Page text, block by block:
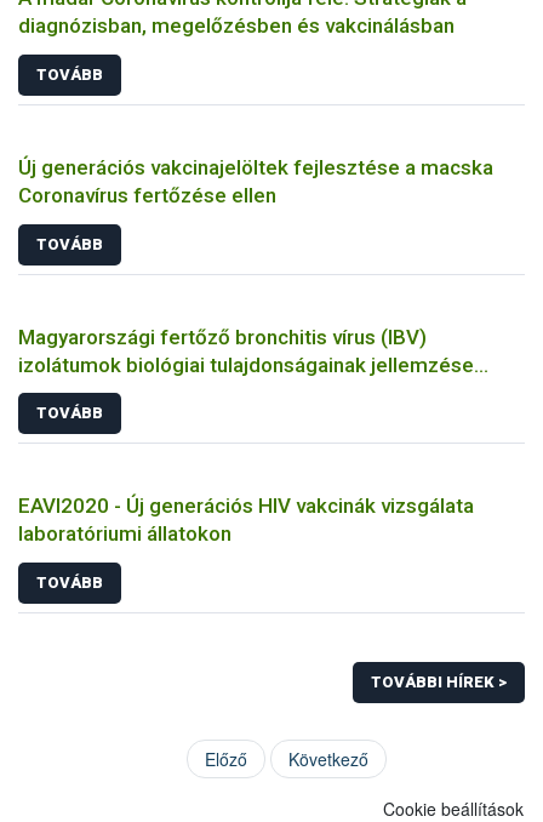
diagnózisban, megelőzésben és vakcinálásban
TOVÁBB
Új generációs vakcinajelöltek fejlesztése a macska
Coronavírus fertőzése ellen
TOVÁBB
Magyarországi fertőző bronchitis vírus (IBV)
izolátumok biológiai tulajdonságainak jellemzése
állatkísérletes és molekuláris biológiai eszközökkel
TOVÁBB
EAVI2020 - Új generációs HIV vakcinák vizsgálata
laboratóriumi állatokon
TOVÁBB
TOVÁBBI HÍREK >
Előző Következő
Cookie beállítások